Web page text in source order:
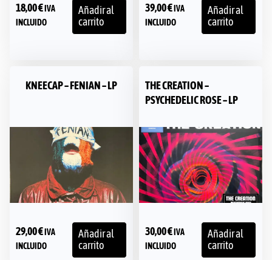
18,00€ IVA
INCLUIDO
Añadir al
carrito
39,00€ IVA
INCLUIDO
Añadir al
carrito
KNEECAP – FENIAN – LP
29,00€ IVA
INCLUIDO
Añadir al
carrito
THE CREATION –
PSYCHEDELIC ROSE – LP
30,00€ IVA
INCLUIDO
Añadir al
carrito